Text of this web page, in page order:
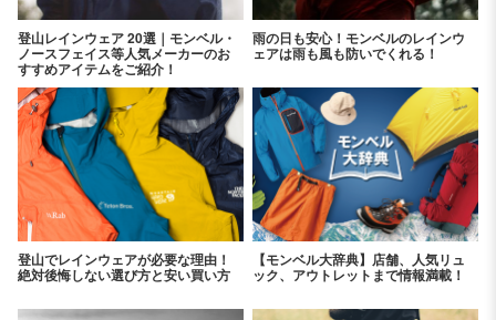
登山レインウェア 20選｜モンベル・
ノースフェイス等人気メーカーのお
すすめアイテムをご紹介！
雨の日も安心！モンベルのレインウ
ェアは雨も風も防いでくれる！
登山でレインウェアが必要な理由！
絶対後悔しない選び方と安い買い方
【モンベル大辞典】店舗、人気リュ
ック、アウトレットまで情報満載！